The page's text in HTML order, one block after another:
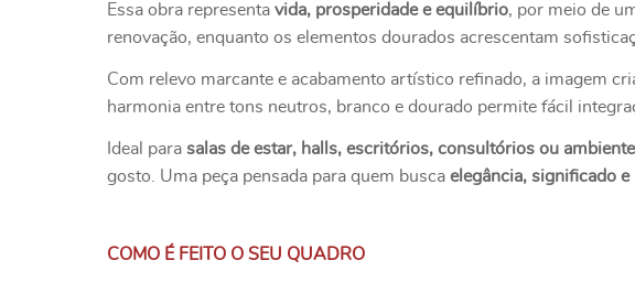
Essa obra representa vida, prosperidade e equilíbrio, por meio de
renovação, enquanto os elementos dourados acrescentam
Com relevo marcante e acabamento artístico refinado, a imagem
harmonia entre tons neutros, branco e dourado permite fácil
Ideal para salas de estar, halls, escritórios, consultórios ou
gosto. Uma peça pensada para quem busca elegância, significado e
COMO É FEITO O SEU QUADRO